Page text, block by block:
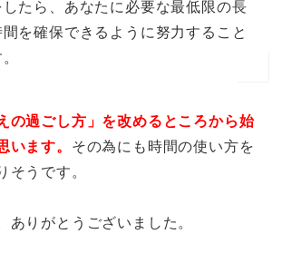
したら、あなたに必要な最低限の長
を確保できるように努力すること
の過ごし方」を改めるところから始
ます。 その為にも時間の使い方を
うです。
ありがとうございました。